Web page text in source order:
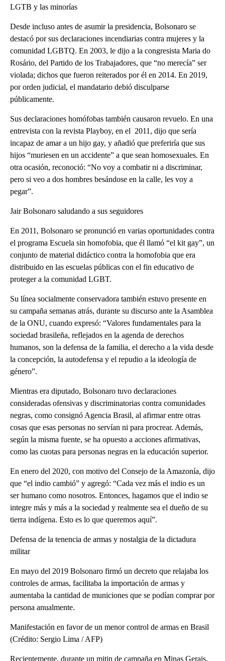
LGTB y las minorías
Desde incluso antes de asumir la presidencia, Bolsonaro se
destacó por sus declaraciones incendiarias contra mujeres y la
comunidad LGBTQ. En 2003, le dijo a la congresista Maria do
Rosário, del Partido de los Trabajadores, que “no merecía” ser
violada; dichos que fueron reiterados por él en 2014. En 2019,
por orden judicial, el mandatario debió disculparse
públicamente.
Sus declaraciones homófobas también causaron revuelo. En una
entrevista con la revista Playboy, en el 2011, dijo que sería
incapaz de amar a un hijo gay, y añadió que preferiría que sus
hijos “muriesen en un accidente” a que sean homosexuales. En
otra ocasión, reconoció: “No voy a combatir ni a discriminar,
pero si veo a dos hombres besándose en la calle, les voy a
pegar”.
Jair Bolsonaro saludando a sus seguidores
En 2011, Bolsonaro se pronunció en varias oportunidades contra
el programa Escuela sin homofobia, que él llamó “el kit gay”, un
conjunto de material didáctico contra la homofobia que era
distribuido en las escuelas públicas con el fin educativo de
proteger a la comunidad LGBT.
Su línea socialmente conservadora también estuvo presente en
su campaña semanas atrás, durante su discurso ante la Asamblea
de la ONU, cuando expresó: “Valores fundamentales para la
sociedad brasileña, reflejados en la agenda de derechos
humanos, son la defensa de la familia, el derecho a la vida desde
la concepción, la autodefensa y el repudio a la ideología de
género”.
Mientras era diputado, Bolsonaro tuvo declaraciones
consideradas ofensivas y discriminatorias contra comunidades
negras, como consignó Agencia Brasil, al afirmar entre otras
cosas que esas personas no servían ni para procrear. Además,
según la misma fuente, se ha opuesto a acciones afirmativas,
como las cuotas para personas negras en la educación superior.
En enero del 2020, con motivo del Consejo de la Amazonía, dijo
que “el indio cambió” y agregó: “Cada vez más el indio es un
ser humano como nosotros. Entonces, hagamos que el indio se
integre más y más a la sociedad y realmente sea el dueño de su
tierra indígena. Esto es lo que queremos aquí”.
Defensa de la tenencia de armas y nostalgia de la dictadura
militar
En mayo del 2019 Bolsonaro firmó un decreto que relajaba los
controles de armas, facilitaba la importación de armas y
aumentaba la cantidad de municiones que se podían comprar por
persona anualmente.
Manifestación en favor de un menor control de armas en Brasil
(Crédito: Sergio Lima / AFP)
Recientemente, durante un mitin de campaña en Minas Gerais,